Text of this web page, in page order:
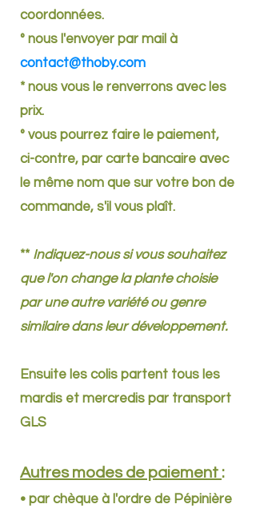
coordonnées.
° nous l'envoyer par mail à
contact@thoby.com
* nous vous le renverrons avec les
prix.
° vous pourrez faire le paiement,
ci-contre, par carte bancaire avec
le même nom que sur votre bon de
commande, s'il vous plaît.
** Indiquez-nous si vous souhaitez
que l'on change la plante choisie
par une autre variété ou genre
similaire dans leur développement.
Ensuite les colis partent tous les
mardis et mercredis par transport
GLS
Autres modes de paiement :
• par chèque à l'ordre de Pépinière